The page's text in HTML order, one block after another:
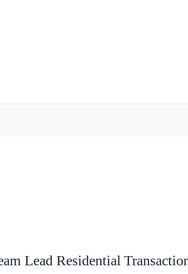
Lead Residential